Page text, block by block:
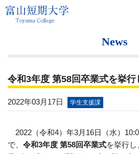
News
令和3年度 第58回卒業式を挙行
2022年03月17日 学生支援課
2022（令和4）年3月16日（水）
で、 令和3年度 第58回卒業式を挙行